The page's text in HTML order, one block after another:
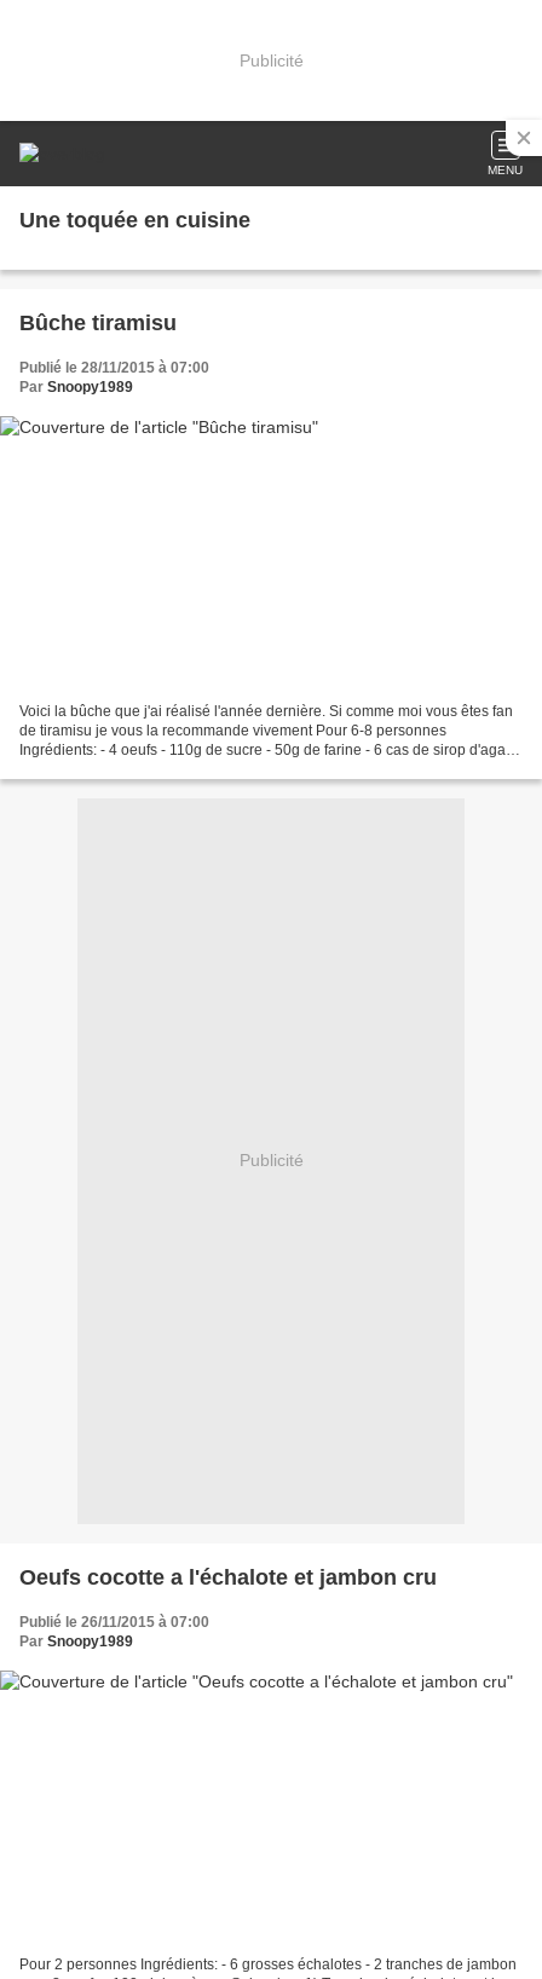
Publicité
MENU
Une toquée en cuisine
Bûche tiramisu
Publié le 28/11/2015 à 07:00
Par Snoopy1989
Voici la bûche que j'ai réalisé l'année dernière. Si comme moi vous êtes fan
de tiramisu je vous la recommande vivement Pour 6-8 personnes
Ingrédients: - 4 oeufs - 110g de sucre - 50g de farine - 6 cas de sirop d'agave
Publicité
Oeufs cocotte a l'échalote et jambon cru
Publié le 26/11/2015 à 07:00
Par Snoopy1989
Pour 2 personnes Ingrédients: - 6 grosses échalotes - 2 tranches de jambon